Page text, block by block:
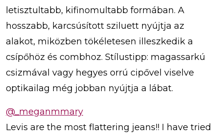
letisztultabb, kifinomultabb formában. A
hosszabb, karcsúsított sziluett nyújtja az
alakot, miközben tökéletesen illeszkedik a
csípőhöz és combhoz. Stílustipp: magassarkú
csizmával vagy hegyes orrú cipővel viselve
optikailag még jobban nyújtja a lábat.
@_meganmmary
Levis are the most flattering jeans!! I have tried